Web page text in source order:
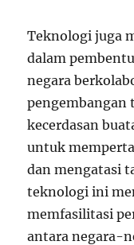
Teknologi juga
dalam
negara
pengembangan
kecerdasan
untuk
dan mengatasi
teknologi ini
memfasilitasi
antara negara-